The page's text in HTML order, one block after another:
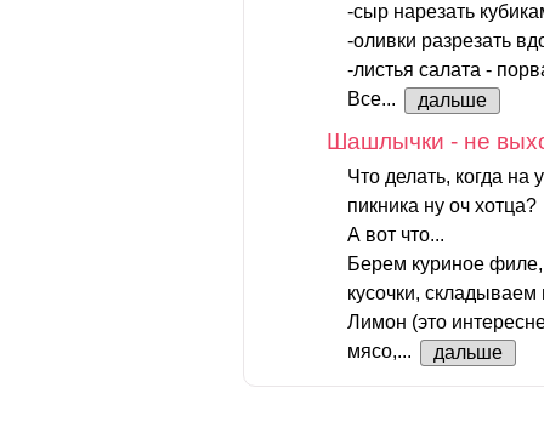
-сыр нарезать
-оливки разрезать
-листья салата -
Все...
дальше
Шашлычки - не
Что делать, когда на
пикника ну оч хотца?
А вот что...
Берем куриное
кусочки,
Лимон (это
мясо,...
дальше